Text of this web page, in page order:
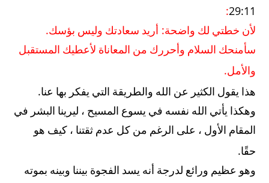
29:11
:
لأن خطتي لك واضحة: أريد سعادتك وليس بؤسك.
سأمنحك السلام وأحررك من المعاناة لأعطيك المستقبل
والأمل.
هذا يقول الكثير عن الله والطريقة التي يفكر بها عنا.
وهكذا يأتي الله نفسه في يسوع المسيح ، ليرينا البشر في
المقام الأول ، على الرغم من كل عدم ثقتنا ، كيف هو
حقًا.
وهو عظيم ورائع لدرجة أنه يسد الفجوة بيننا وبينه بموته